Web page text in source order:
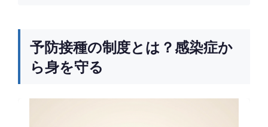
予防接種の制度とは？感染症か
ら身を守る